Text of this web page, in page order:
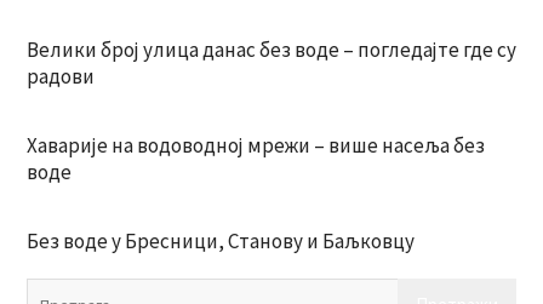
Велики број улица данас без воде – погледајте где су
радови
Хаварије на водоводној мрежи – више насеља без
воде
Без воде у Бресници, Станову и Баљковцу